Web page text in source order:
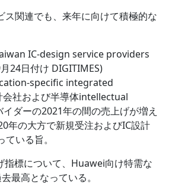
ス関連でも、来年に向けて積極的な
IC-design service providers
24日付け DIGITIMES)
specific integrated
会社および半導体intellectual
ダーの2021年の間の売上げが増え
年の大方で新規受注およびIC設計
いる旨。
指標について、Huawei向け特需な
最高となっている。